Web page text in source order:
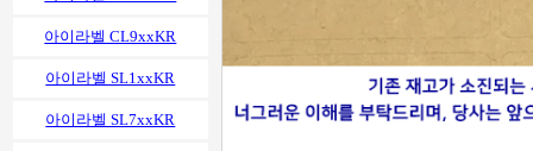
아이라벨 CL9xxKR
아이라벨 SL1xxKR
아이라벨 SL7xxKR